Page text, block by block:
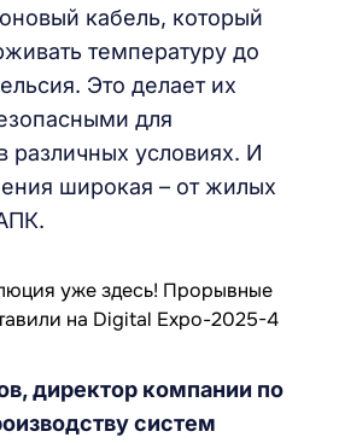
кабель, который
температуру до
Это делает их
для
различных условиях. И
широкая – от жилых
директор компании по
систем